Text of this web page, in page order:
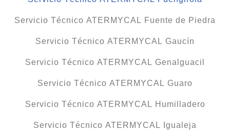
Servicio Técnico ATERMYCAL Fuente de Piedra
Servicio Técnico ATERMYCAL Gaucín
Servicio Técnico ATERMYCAL Genalguacil
Servicio Técnico ATERMYCAL Guaro
Servicio Técnico ATERMYCAL Humilladero
Servicio Técnico ATERMYCAL Igualeja